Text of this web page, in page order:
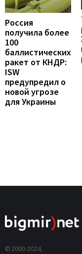
Россия
получила более
100
баллистических
ракет от КНДР:
ISW
предупредил о
новой угрозе
для Украины
© 2000-2024,